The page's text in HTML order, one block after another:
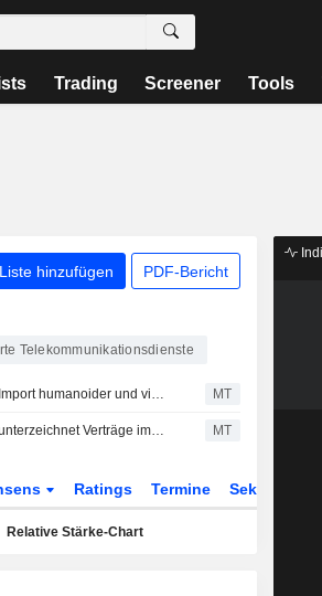
Trading Screener Tools
hinzufügen PDF-Bericht
Telekommunikationsdienste
USA verbieten Import humanoider und vierbeiniger Roboter aus Sicherheitsgründen MT
QuantumCTek unterzeichnet Verträge im Wert von 55 Mio. Yuan mit China Telecom; Aktie 3% im Minus MT
Ratings Termine Sektor
Relative Stärke-Chart